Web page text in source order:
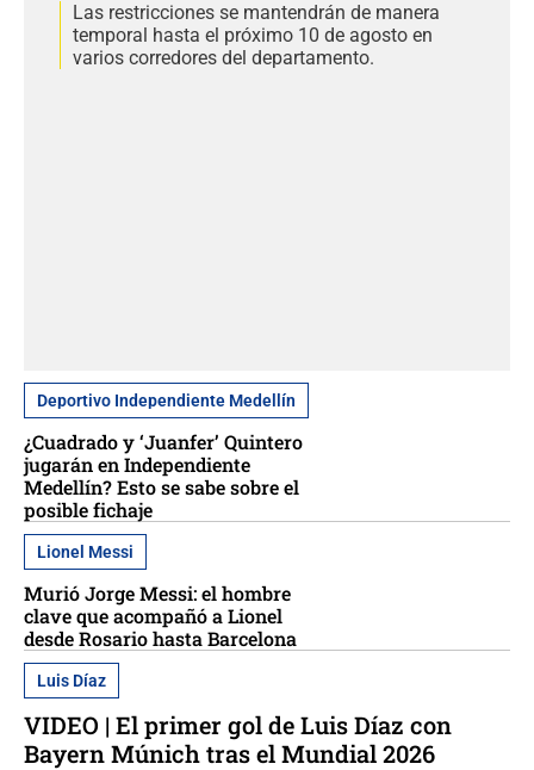
Las restricciones se mantendrán de manera
temporal hasta el próximo 10 de agosto en
varios corredores del departamento.
Deportivo Independiente Medellín
¿Cuadrado y ‘Juanfer’ Quintero
jugarán en Independiente
Medellín? Esto se sabe sobre el
posible fichaje
Lionel Messi
Murió Jorge Messi: el hombre
clave que acompañó a Lionel
desde Rosario hasta Barcelona
Luis Díaz
VIDEO | El primer gol de Luis Díaz con
Bayern Múnich tras el Mundial 2026